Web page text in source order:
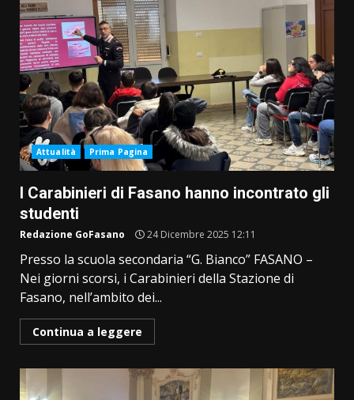
Attualità Prima Pagina
I Carabinieri di Fasano hanno incontrato gli
studenti
Redazione GoFasano 24 Dicembre 2025 12:11
Presso la scuola secondaria “G. Bianco” FASANO –
Nei giorni scorsi, i Carabinieri della Stazione di
Fasano, nell’ambito dei...
Continua a leggere